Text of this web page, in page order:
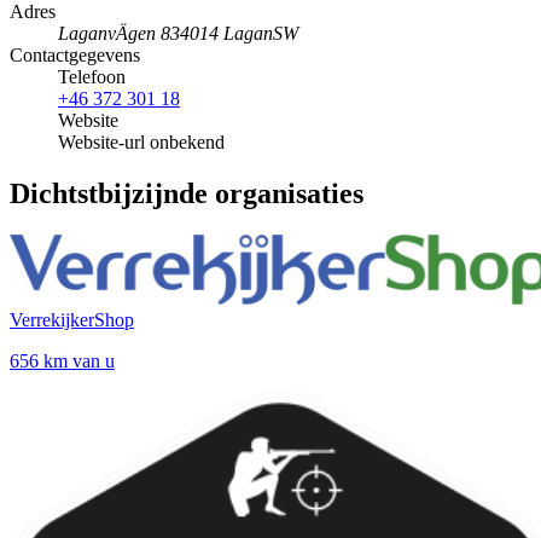
Adres
LaganvÄgen 834014 LaganSW
Contactgegevens
Telefoon
+46 372 301 18
Website
Website-url onbekend
Dichtstbijzijnde organisaties
VerrekijkerShop
656 km van u